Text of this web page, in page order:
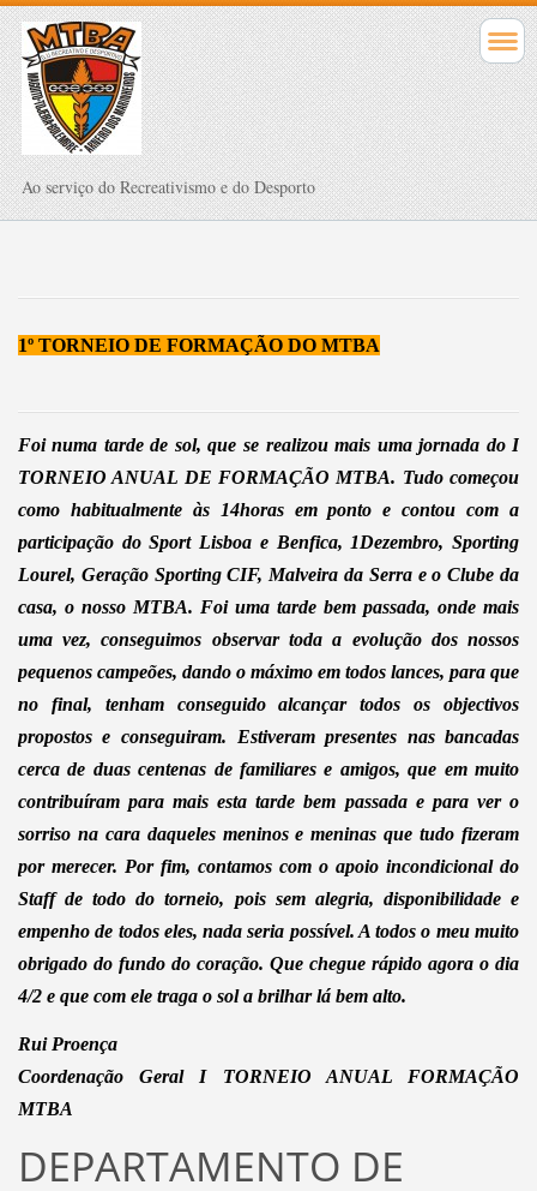
Ao serviço do Recreativismo e do Desporto
1º TORNEIO DE FORMAÇÃO DO MTBA
Foi numa tarde de sol, que se realizou mais uma jornada do I
TORNEIO ANUAL DE FORMAÇÃO MTBA. Tudo começou
como habitualmente às 14horas em ponto e contou com a
participação do Sport Lisboa e Benfica, 1Dezembro, Sporting
Lourel, Geração Sporting CIF, Malveira da Serra e o Clube da
casa, o nosso MTBA. Foi uma tarde bem passada, onde mais
uma vez, conseguimos observar toda a evolução dos nossos
pequenos campeões, dando o máximo em todos lances, para que
no final, tenham conseguido alcançar todos os objectivos
propostos e conseguiram. Estiveram presentes nas bancadas
cerca de duas centenas de familiares e amigos, que em muito
contribuíram para mais esta tarde bem passada e para ver o
sorriso na cara daqueles meninos e meninas que tudo fizeram
por merecer. Por fim, contamos com o apoio incondicional do
Staff de todo do torneio, pois sem alegria, disponibilidade e
empenho de todos eles, nada seria possível. A todos o meu muito
obrigado do fundo do coração. Que chegue rápido agora o dia
4/2 e que com ele traga o sol a brilhar lá bem alto.
Rui Proença
Coordenação Geral I TORNEIO ANUAL FORMAÇÃO
MTBA
DEPARTAMENTO DE